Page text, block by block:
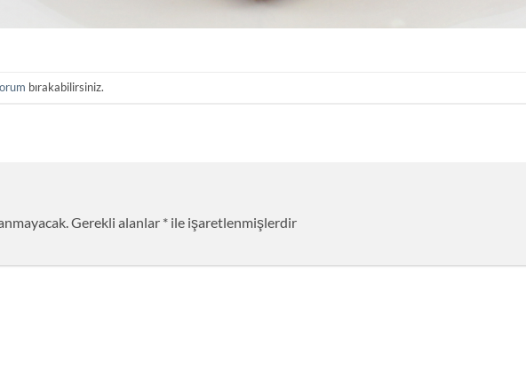
bırakabilirsiniz.
Gerekli alanlar * ile işaretlenmişlerdir